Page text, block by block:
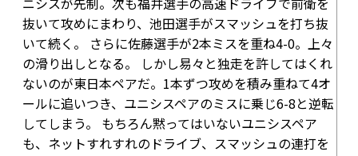
抜いて攻めにまわり、池田選手がスマッシュを打ち抜
いて続く。 さらに佐藤選手が2本ミスを重ね4-0。上々
の滑り出しとなる。 しかし易々と独走を許してはくれ
ないのが東日本ペアだ。1本ずつ攻めを積み重ねて4オ
ールに追いつき、ユニシスペアのミスに乗じ6-8と逆転
してしまう。 もちろん黙ってはいないユニシスペア
も、ネットすれすれのドライブ、スマッシュの連打を